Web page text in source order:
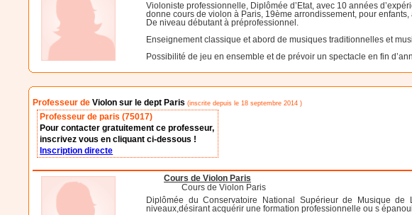
Violoniste professionnelle, Diplômée d’Etat, avec 10 années
donne cours de violon à Paris, 19ème arrondissement, pour
De niveau débutant à préprofessionnel.
Enseignement classique et abord de musiques traditionnelles et
Possibilité de jeu en ensemble et de prévoir un spectacle en fin
Professeur deViolon sur le dept Paris (inscrite depuis le 18 septembre 2014 )
Professeur de paris (75017)
Pour contacter gratuitement ce professeur,
inscrivez vous en cliquant ci-dessous !
Inscription directe
Cours de Violon Paris
Cours de Violon Paris
Diplômée du Conservatoire National Supérieur de Musique
niveaux,désirant acquérir une formation professionnelle ou s